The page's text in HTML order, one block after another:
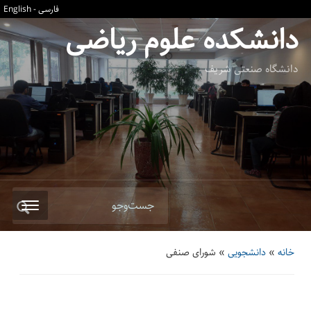
English-فارسی
دانشکده علوم ریاضی
دانشگاه صنعتی شریف
جست‌وجو
خانه »دانشجویی » شورای صنفی